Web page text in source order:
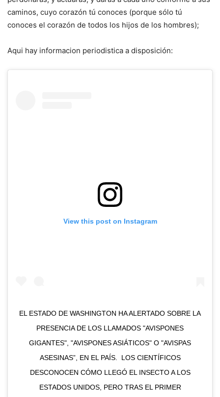
caminos, cuyo corazón tú conoces (porque sólo tú
conoces el corazón de todos los hijos de los hombres);
Aqui hay informacion periodistica a disposición:
View this post on Instagram
EL ESTADO DE WASHINGTON HA ALERTADO SOBRE LA
PRESENCIA DE LOS LLAMADOS "AVISPONES
GIGANTES", "AVISPONES ASIÁTICOS" O "AVISPAS
ASESINAS”, EN EL PAÍS.⁠ ⁠ LOS CIENTÍFICOS
DESCONOCEN CÓMO LLEGÓ EL INSECTO A LOS
ESTADOS UNIDOS, PERO TRAS EL PRIMER